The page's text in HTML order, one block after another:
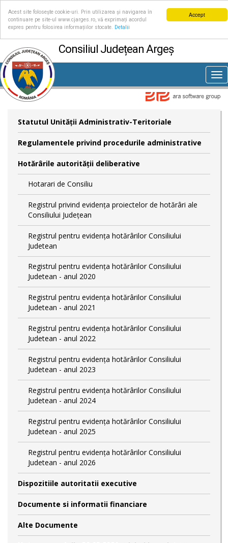
Accept
Acest site folosește cookie-uri. Prin utilizarea și navigarea în
continuare pe site-ul www.cjarges.ro, vă exprimați acordul
expres pentru folosirea informațiilor stocate.
Detalii
Consiliul Județean Argeș
Statutul Unităţii Administrativ-Teritoriale
Regulamentele privind procedurile administrative
Hotărârile autorităţii deliberative
Hotarari de Consiliu
Registrul privind evidența proiectelor de hotărâri ale
Consiliului Județean
Registrul pentru evidența hotărârilor Consiliului
Judetean
Registrul pentru evidența hotărârilor Consiliului
Judetean - anul 2020
Registrul pentru evidența hotărârilor Consiliului
Judetean - anul 2021
Registrul pentru evidența hotărârilor Consiliului
Judetean - anul 2022
Registrul pentru evidența hotărârilor Consiliului
Judetean - anul 2023
Registrul pentru evidența hotărârilor Consiliului
Judetean - anul 2024
Registrul pentru evidența hotărârilor Consiliului
Judetean - anul 2025
Registrul pentru evidența hotărârilor Consiliului
Judetean - anul 2026
Dispozitiile autoritatii executive
Documente si informatii financiare
Alte Documente